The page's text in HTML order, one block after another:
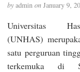
by admin on January 9,
Universitas
(UNHAS)
satu perguruan
terkemuka di